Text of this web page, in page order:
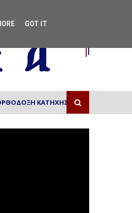
ΚΑΤΗΧΗΣΗ
GOT IT